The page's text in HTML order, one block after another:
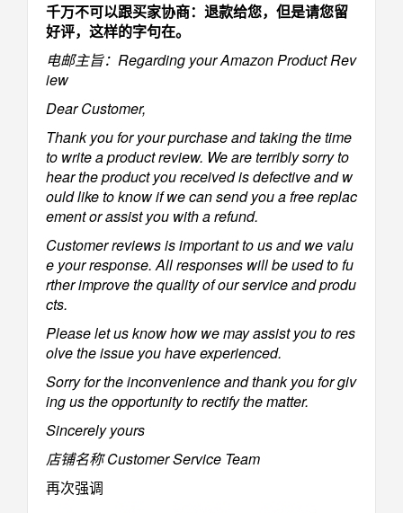
千万不可以跟买家协商：退款给您，但是请您留
好评，这样的字句在。
电邮主旨：Regarding your Amazon Product Rev
iew
Dear Customer,
Thank you for your purchase and taking the time
to write a product review. We are terribly sorry to
hear the product you received is defective and w
ould like to know if we can send you a free replac
ement or assist you with a refund.
Customer reviews is important to us and we valu
e your response. All responses will be used to fu
rther improve the quality of our service and produ
cts.
Please let us know how we may assist you to res
olve the issue you have experienced.
Sorry for the inconvenience and thank you for giv
ing us the opportunity to rectify the matter.
Sincerelyyours
店铺名称 Customer Service Team
再次强调